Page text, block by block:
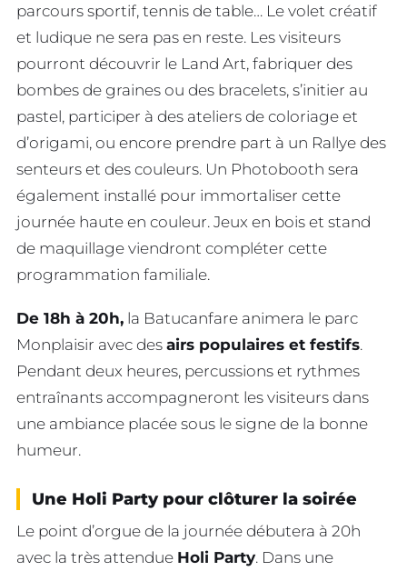
parcours sportif, tennis de table… Le volet créatif
et ludique ne sera pas en reste. Les visiteurs
pourront découvrir le Land Art, fabriquer des
bombes de graines ou des bracelets, s’initier au
pastel, participer à des ateliers de coloriage et
d’origami, ou encore prendre part à un Rallye des
senteurs et des couleurs. Un Photobooth sera
également installé pour immortaliser cette
journée haute en couleur. Jeux en bois et stand
de maquillage viendront compléter cette
programmation familiale.
De 18h à 20h, la Batucanfare animera le parc
Monplaisir avec des airs populaires et festifs.
Pendant deux heures, percussions et rythmes
entraînants accompagneront les visiteurs dans
une ambiance placée sous le signe de la bonne
humeur.
Une Holi Party pour clôturer la soirée
Le point d’orgue de la journée débutera à 20h
avec la très attendue Holi Party. Dans une